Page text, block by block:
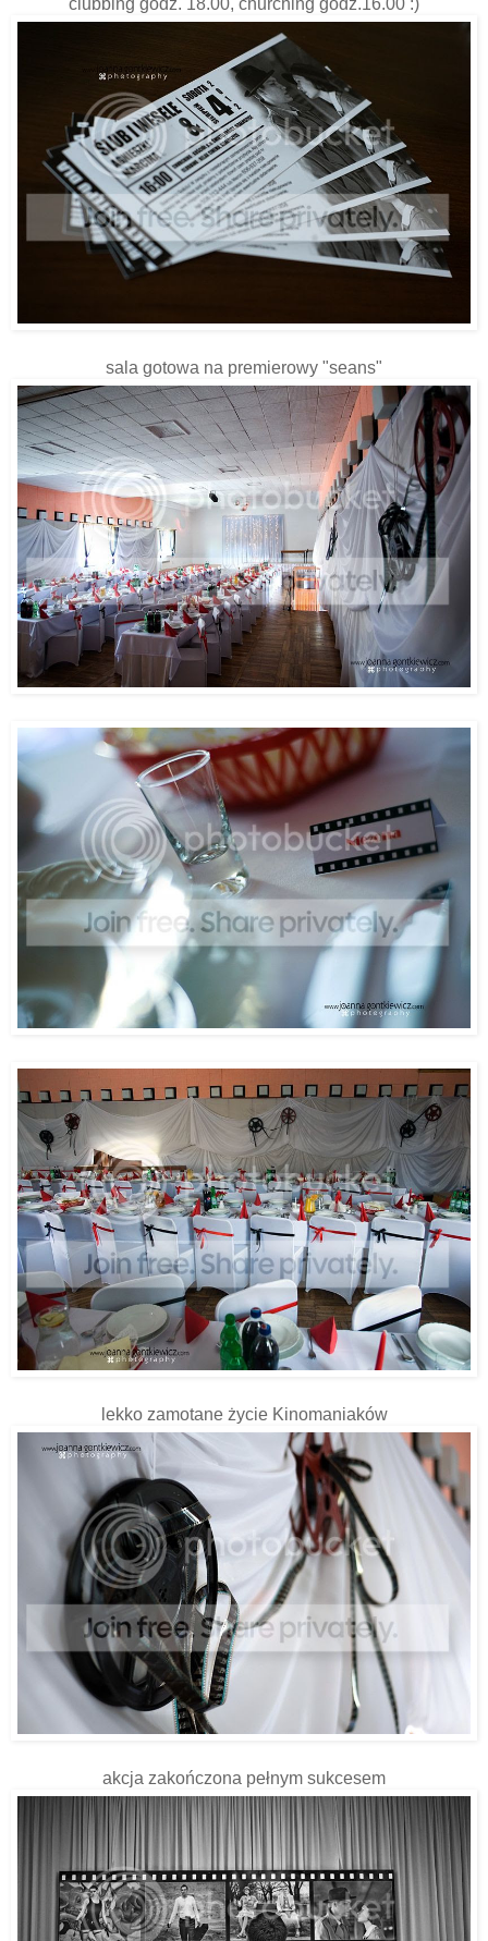
clubbing godz. 18.00, churching godz.16.00 :)
sala gotowa na premierowy "seans"
lekko zamotane życie Kinomaniaków
akcja zakończona pełnym sukcesem